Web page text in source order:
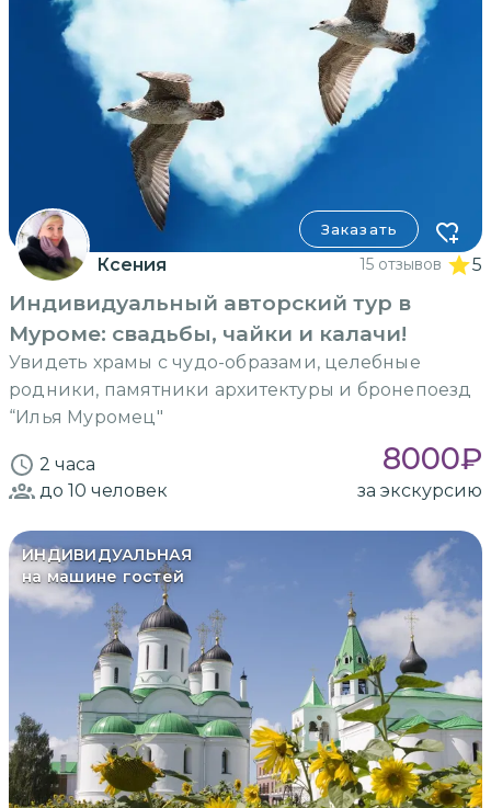
Заказать
Ксения 15 отзывов 5
Индивидуальный авторский тур в
Муроме: свадьбы, чайки и калачи!
Увидеть храмы с чудо-образами, целебные
родники, памятники архитектуры и бронепоезд
“Илья Муромец"
2 часа 8000₽
до 10 человек за экскурсию
ИНДИВИДУАЛЬНАЯ
на машине гостей